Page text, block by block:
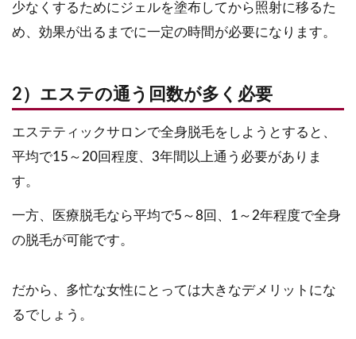
少なくするためにジェルを塗布してから照射に移るた
め、効果が出るまでに一定の時間が必要になります。
2）エステの通う回数が多く必要
エステティックサロンで全身脱毛をしようとすると、
平均で15～20回程度、3年間以上通う必要がありま
す。
一方、医療脱毛なら平均で5～8回、1～2年程度で全身
の脱毛が可能です。
だから、多忙な女性にとっては大きなデメリットにな
るでしょう。